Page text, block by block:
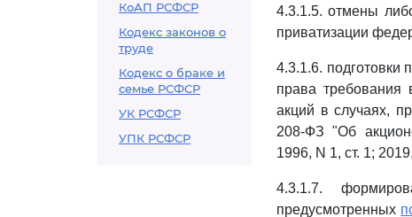
КоАП РСФСР
Кодекс законов о
труде
Кодекс о браке и
семье РСФСР
УК РСФСР
УПК РСФСР
4.3.1.5. отмены
приватизации
4.3.1.6. подготовки
права требования
акций в случаях,
208-ФЗ "Об
1996, N 1, ст. 1;
4.3.1.7.
предусмотренных